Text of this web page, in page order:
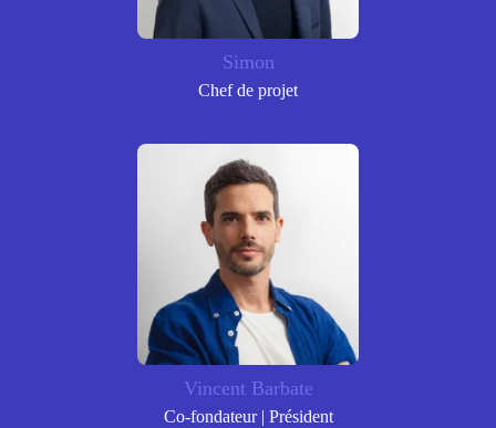
Simon
Chef de projet
Vincent Barbate
Co-fondateur | Président